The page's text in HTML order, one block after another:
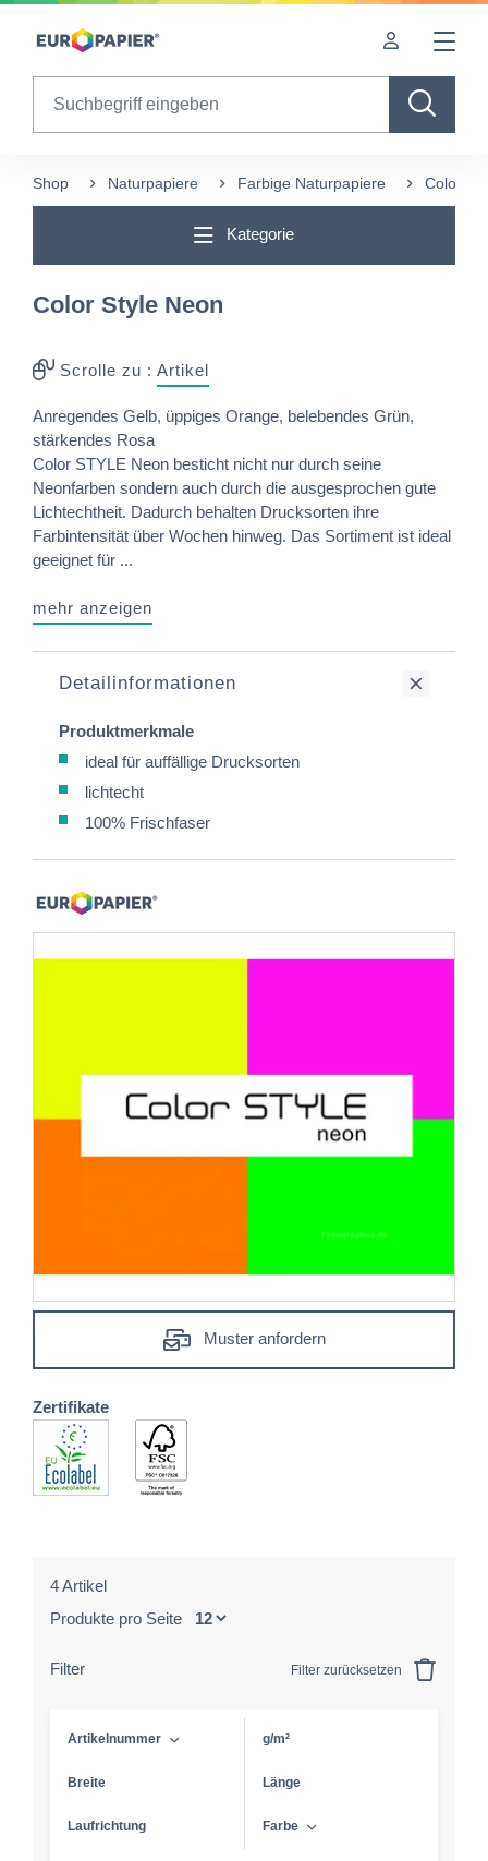
Table Of Content
Diese Produkte könnten Sie auch interessieren
Shop Naturpapiere Farbige Naturpapiere Color
Kategorie
Color Style Neon
Scrolle zu : Artikel
Anregendes Gelb, üppiges Orange, belebendes Grün,
stärkendes Rosa
Color STYLE Neon besticht nicht nur durch seine
Neonfarben sondern auch durch die ausgesprochen gute
Lichtechtheit. Dadurch behalten Drucksorten ihre
Farbintensität über Wochen hinweg. Das Sortiment ist ideal
geeignet für ...
mehr anzeigen
Detailinformationen
Produktmerkmale
ideal für auffällige Drucksorten
lichtecht
100% Frischfaser
Muster anfordern
Zertifikate
4 Artikel
Produkte pro Seite
Filter Filter zurücksetzen
Artikelnummer g/m²
Breite Länge
Laufrichtung Farbe